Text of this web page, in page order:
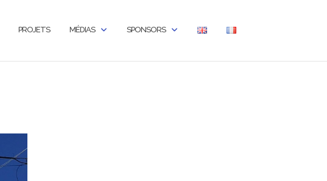
PROJETS MÉDIAS SPONSORS